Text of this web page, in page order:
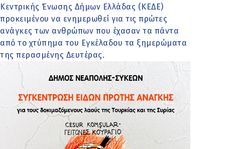
Κεντρικής Ένωσης Δήμων Ελλάδας (ΚΕΔΕ)
προκειμένου να ενημερωθεί για τις πρώτες
ανάγκες των ανθρώπων που έχασαν τα πάντα
από το χτύπημα του Εγκέλαδου τα ξημερώματα
της περασμένης Δευτέρας.